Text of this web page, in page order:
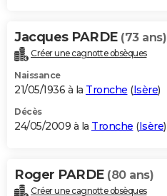
Jacques PARDE (73 ans)
Créer une cagnotte obsèques
Naissance
21/05/1936 à la Tronche (Isère)
Décès
24/05/2009 à la Tronche (Isère)
Roger PARDE (80 ans)
Créer une cagnotte obsèques